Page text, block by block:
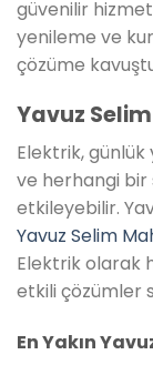
güvenilir
yenileme ve
çözüme
Yavuz
Elektrik, günlük
ve herhangi bir
etkileyebilir.
Yavuz Selim
Elektrik olarak
etkili çözümler
En Yakın